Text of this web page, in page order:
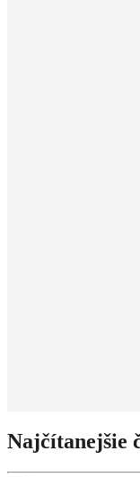
Najčítanejšie